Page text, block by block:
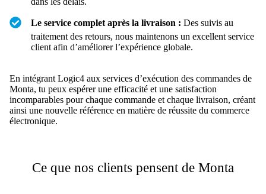
Le service complet après la livraison : Des suivis au
traitement des retours, nous maintenons un excellent service
client afin d’améliorer l’expérience globale.
En intégrant Logic4 aux services d’exécution des commandes de
Monta, tu peux espérer une efficacité et une satisfaction
incomparables pour chaque commande et chaque livraison, créant
ainsi une nouvelle référence en matière de réussite du commerce
électronique.
Ce que nos clients pensent de Monta